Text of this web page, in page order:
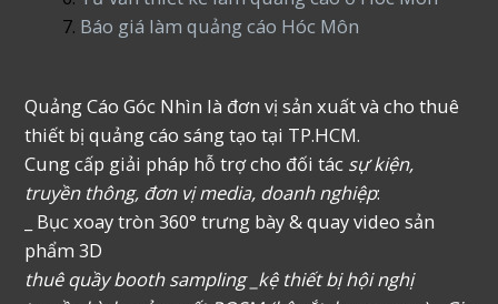
Báo giá làm quảng cáo Hóc Môn
Quảng Cáo Góc Nhìn là đơn vị sản xuất và cho thuê
thiết bị quảng cáo sáng tạo tại TP.HCM.
Cung cấp giải pháp hỗ trợ cho đối tác sự kiện,
truyền thông, đơn vị media, doanh nghiệp:
_ Bục xoay tròn 360° trưng bày & quay video sản
phẩm 3D
thuê quầy booth sampling _kệ thiết bị hội nghị